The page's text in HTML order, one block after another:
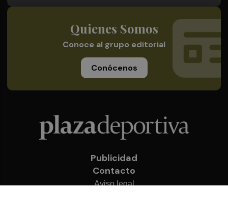
Quienes Somos
Conoce al grupo editorial
Conócenos
Publicidad
Contacto
Aviso legal